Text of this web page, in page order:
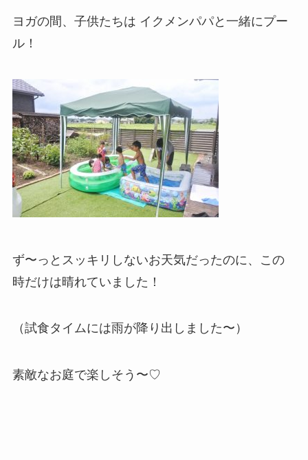
ヨガの間、子供たちは イクメンパパと一緒にプー
ル！
ず〜っとスッキリしないお天気だったのに、この
時だけは晴れていました！
（試食タイムには雨が降り出しました〜）
素敵なお庭で楽しそう〜♡